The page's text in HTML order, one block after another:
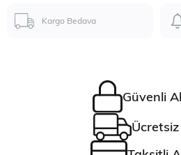
Kargo Bedava
Güvenli